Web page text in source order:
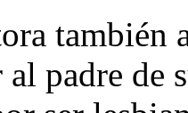
también
padre de